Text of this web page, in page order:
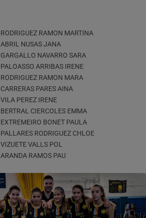
RODRIGUEZ RAMON MARTINA
ABRIL NUSASJANA
GARGALLO NAVARRO SARA
PALOASSO ARRIBAS IRENE
RODRIGUEZ RAMON MARA
CARRERAS PARES AINA
VILA PEREZ IRENE
BERTRAL CIERCOLES EMMA
EXTREMEIRO BONET PAULA
PALLARES RODRIGUEZ CHLOE
VIZUETE VALLS POL
ARANDA RAMOS PAU